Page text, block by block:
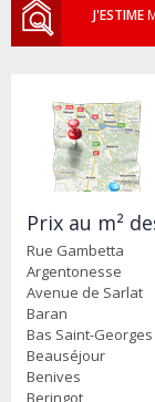
J'ESTIME
Prix au m²
Rue Gambetta
Argentonesse
Avenue de Sarlat
Baran
Bas Saint-Georges
Beauséjour
Benives
Beringot